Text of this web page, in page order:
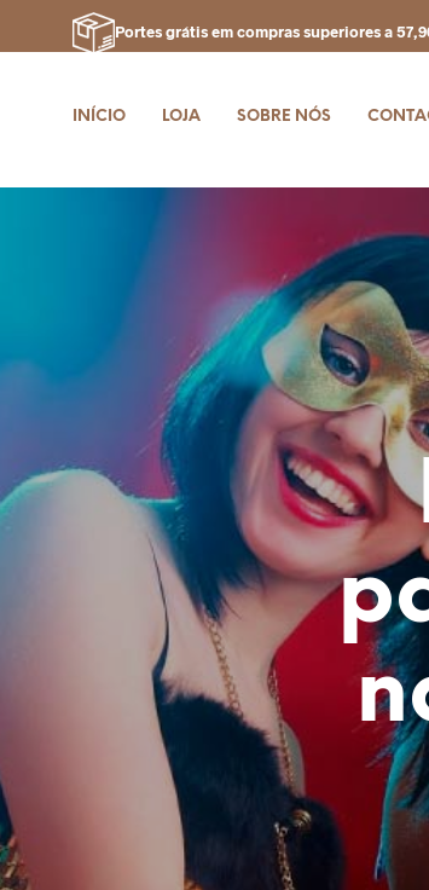
Portes grátis em compras superiores a
INÍCIO LOJA SOBRE NÓS